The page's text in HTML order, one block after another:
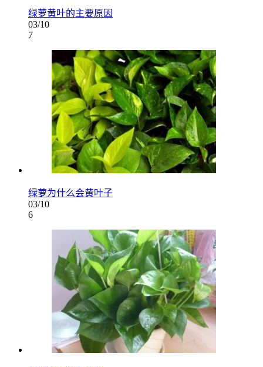
绿萝黄叶的主要原因
03/10
7
绿萝为什么会黄叶子
03/10
6